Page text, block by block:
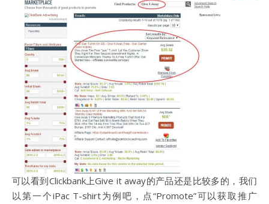
可以看到Clickbank上Give it away的产品还是比较多的，我们
以第一个iPac T-shirt为例吧，点“Promote”可以获取推广